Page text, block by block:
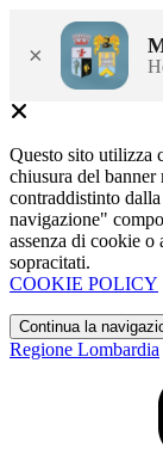
×
Questo sito utilizza
chiusura del banner
contraddistinto
navigazione"
assenza di cookie
sopracitati.
COOKIE POLICY
Continua la
Regione Lombardia